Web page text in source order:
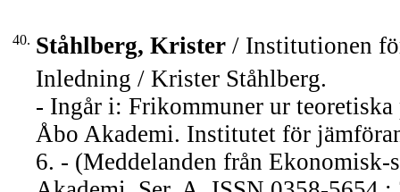
40. Ståhlberg, Krister / Institutionen
Inledning / Krister Ståhlberg.
- Ingår i: Frikommuner ur
Åbo Akademi. Institutet för
6. - (Meddelanden från